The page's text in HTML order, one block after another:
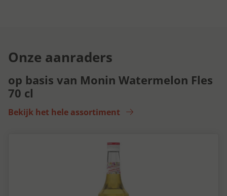
Onze aanraders
op basis van Monin Watermelon Fles
70 cl
Bekijk het hele assortiment